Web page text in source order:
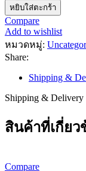
Reed
Diffuser
30ml.
ชิ้น
หยิบใส่ตะกร้า
Compare
Add to wishlist
หมวดหมู่:
Share:
Shipping &
Shipping & Delivery
สินค้าที่เกี่ยว
Compare